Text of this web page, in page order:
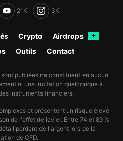
21K 3K
Crypto Airdrops ✦
Outils Contact
publiées ne constituent en aucun
ni une incitation quelconque à
instruments financiers.
et présentent un risque élevé
de l'effet de levier. Entre 74 et 89 %
perdent de l'argent lors de la
de CFD.